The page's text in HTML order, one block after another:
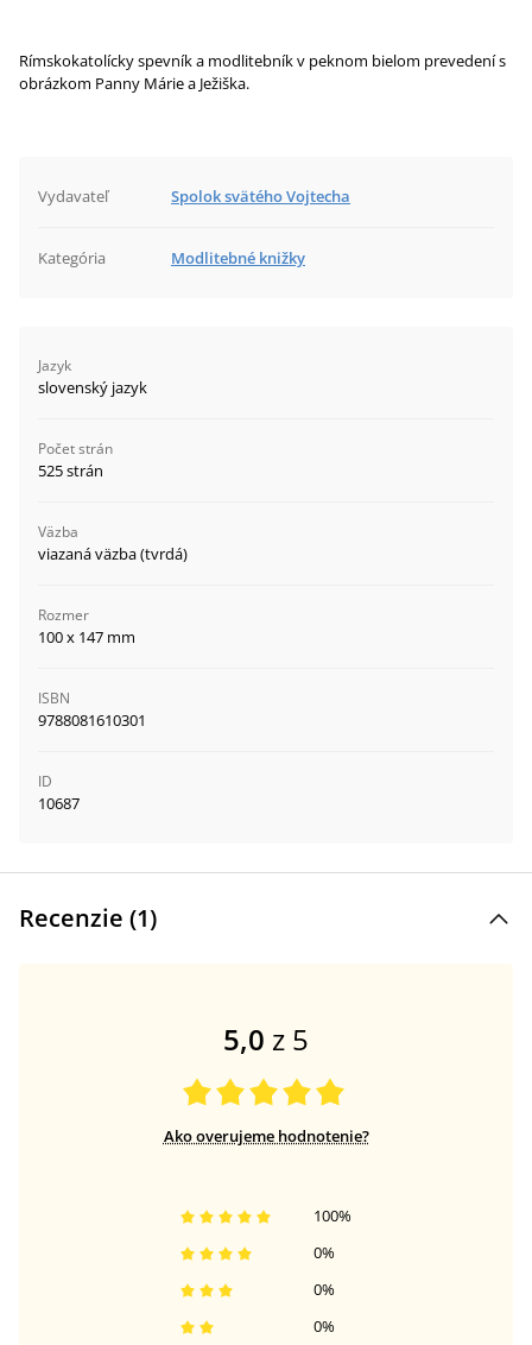
Rímskokatolícky spevník a modlitebník v peknom bielom prevedení s
obrázkom Panny Márie a Ježiška.
Vydavateľ Spolok svätého Vojtecha
Kategória Modlitebné knižky
Jazyk
slovenský jazyk
Počet strán
525 strán
Väzba
viazaná väzba (tvrdá)
Rozmer
100 x 147 mm
ISBN
9788081610301
ID
10687
Recenzie (1)
5,0 z 5
Ako overujeme hodnotenie?
0%
0%
0%
100%